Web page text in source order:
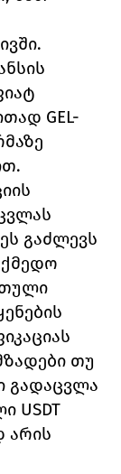
GEL-
გაძლევს
თუ
გადაცვლა
USDT
არის